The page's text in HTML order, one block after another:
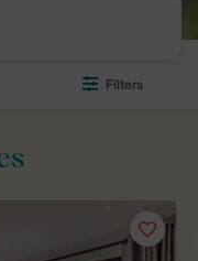
& Spa